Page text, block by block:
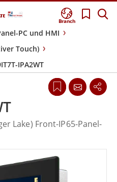
Branch
PC und HMI
Touch)
IPA2WT
Lake) Front-IP65-Panel-